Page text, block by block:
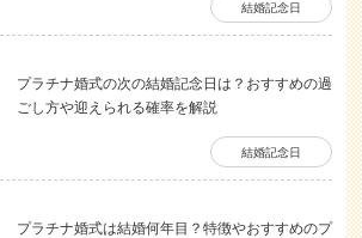
結婚記念日
プラチナ婚式の次の結婚記念日は？おすすめの過
ごし方や迎えられる確率を解説
結婚記念日
プラチナ婚式は結婚何年目？特徴やおすすめのプ